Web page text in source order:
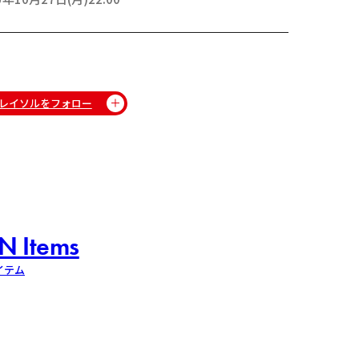
イソルをフォロー
Items
テム